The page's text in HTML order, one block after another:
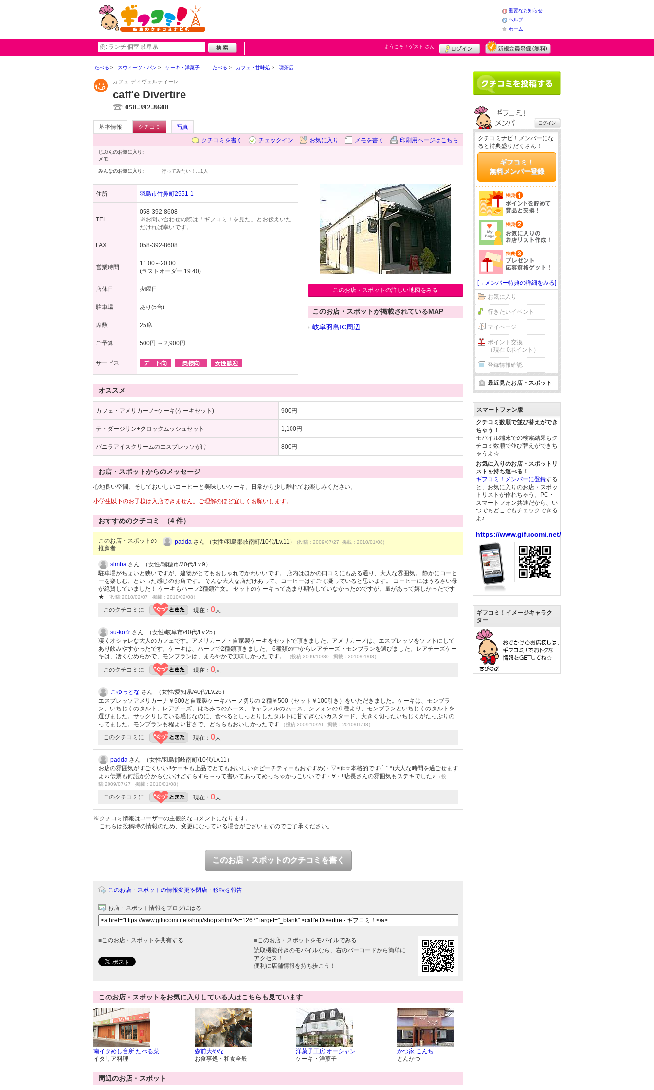
重要なお知らせ
ヘルプ
ホーム
ようこそ！ ゲスト さん
たべる スウィーツ・パン ケーキ・洋菓子 たべる カフェ・甘味処 喫茶店
カフェ ディヴェルティーレ
caff'e Divertire
058-392-8608
基本情報 クチコミ
写真
クチコミを書く
チェックイン お気に入り メモを書く 印刷用ページはこちら
じぶんのお気に入り:
メモ:
みんなのお気に入り: 行ってみたい！… 1人
住所 羽島市竹鼻町2551-1
TEL
058-392-8608
※お問い合わせの際は「ギフコミ！を見た」とお伝えいた
だければ幸いです。
FAX 058-392-8608
営業時間
11:00～20:00
(ラストオーダー 19:40)
店休日 火曜日
駐車場 あり(5台)
席数 25席
ご予算 500円 ～ 2,900円
サービス
このお店・スポットの詳しい地図をみる
このお店・スポットが掲載されているMAP
岐阜羽島IC周辺
オススメ
カフェ・アメリカーノ+ケーキ(ケーキセット) 900円
テ・ダージリン+クロックムッシュセット 1,100円
バニラアイスクリームのエスプレッソがけ 800円
お店・スポットからのメッセージ
心地良い空間、そしておいしいコーヒーと美味しいケーキ。日常から少し離れてお楽しみください。
小学生以下のお子様は入店できません。ご理解のほど宜しくお願いします。
おすすめのクチコミ （4 件）
このお店・スポットの
推薦者
padda さん （女性/羽島郡岐南町/10代/Lv.11） (投稿：2009/07/27 掲載：2010/01/08)
simba さん （女性/瑞穂市/20代/Lv.9）
駐車場がちょいと狭いですが、建物がとてもおしゃれでかわいいです。 店内はほかの口コミにもある通り、大人な雰囲気。 静かにコーヒ
ーを楽しむ、といった感じのお店です。 そんな大人な店だけあって、コーヒーはすごく凝っていると思います。 コーヒーにはうるさい母
が絶賛していました！ ケーキもハーフ2種類注文。 セットのケーキってあまり期待していなかったのですが、量があって嬉しかったです
★
（投稿:2010/02/07 掲載：2010/02/08）
このクチコミに 現在： 0人
su-ko☆ さん （女性/岐阜市/40代/Lv.25）
凄くオシャレな大人のカフェです。アメリカーノ・自家製ケーキをセットで頂きました。アメリカーノは、エスプレッソをソフトにして
あり飲みやすかったです。ケーキは、ハーフで2種類頂きました。 6種類の中からレアチーズ・モンブランを選びました。レアチーズケー
キは、凄くなめらかで、モンブランは、まろやかで美味しかったです。
（投稿:2009/10/30 掲載：2010/01/08）
このクチコミに 現在： 0人
こゆっとな さん （女性/愛知県/40代/Lv.26）
エスプレッソアメリカーナ￥500と自家製ケーキハーフ切りの２種￥500（セット￥100引き）をいただきました。ケーキは、モンブラ
ン、いちじくのタルト、レアチーズ、はちみつのムース、キャラメルのムース、シフォンの６種より、モンブランといちじくのタルトを
選びました。サックリしている感じなのに、食べるとしっとりしたタルトに甘すぎないカスタード、大きく切ったいちじくがたっぷりの
ってました。モンブランも程よい甘さで、どちらもおいしかったです
（投稿:2009/10/20 掲載：2010/01/08）
このクチコミに 現在： 0人
padda さん （女性/羽島郡岐南町/10代/Lv.11）
お店の雰囲気がすごくいい!!ケーキも上品でとてもおいしい☆ピーチティーもおすすめ(・▽<)b☆本格的です(´｀*)大人な時間を過ごせます
よ♪♪伝票も何語か分からないけどすらすら～って書いてあってめっちゃかっこいいです・∀・!!店長さんの雰囲気もステキでした♪
（投
稿:2009/07/27 掲載：2010/01/08）
このクチコミに 現在： 0人
※クチコミ情報はユーザーの主観的なコメントになります。
これらは投稿時の情報のため、変更になっている場合がございますのでご了承ください。
このお店・スポットのクチコミを書く
このお店・スポットの情報変更や閉店・移転を報告
お店・スポット情報をブログにはる
■このお店・スポットを共有する ■このお店・スポットをモバイルでみる
読取機能付きのモバイルなら、右のバーコードから簡単に
アクセス！
便利に店舗情報を持ち歩こう！
このお店・スポットをお気に入りしている人はこちらも見ています
南イタめし台所 たべる菜
イタリア料理
森前大やな
お食事処・和食全般
洋菓子工房 オーシャン
ケーキ・洋菓子
かつ家 こんち
とんかつ
周辺のお店・スポット
クチコミナビ！メンバーにな
ると特典盛りだくさん！
ギフコミ！
無料メンバー登録
[→メンバー特典の詳細をみる]
お気に入り
行きたいイベント
マイページ
ポイント交換
（現在 0ポイント）
登録情報確認
最近見たお店・スポット
スマートフォン版
クチコミ数順で並び替えができ
ちゃう！
モバイル端末での検索結果もク
チコミ数順で並び替えができち
ゃうよ☆
お気に入りのお店・スポットリ
ストを持ち運べる！
ギフコミ！メンバーに登録する
と、お気に入りのお店・スポッ
トリストが作れちゃう。PC・
スマートフォン共通だから、い
つでもどこでもチェックできる
よ♪
https://www.gifucomi.net/
ギフコミ！イメージキャラク
ター